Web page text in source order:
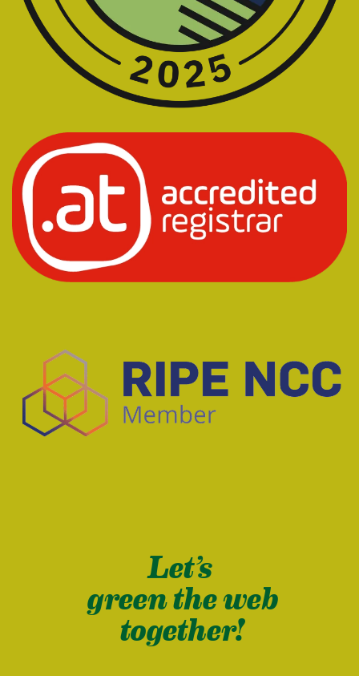
Let’s
green the web
together!